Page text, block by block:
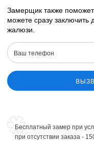
Замерщик также
можете сразу заключить
жалюзи.
Бесплатный замер при
при отсутствии заказа -